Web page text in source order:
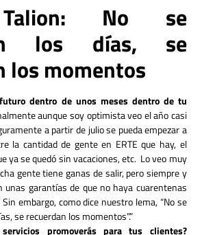
No se
los días, se
los momentos
dentro de unos meses dentro de tu
aunque soy optimista veo el año casi
a partir de julio se pueda empezar a
la cantidad de gente en ERTE que hay, el
ya se quedó sin vacaciones, etc. Lo veo muy
gente tiene ganas de salir, pero siempre y
unas garantías de que no haya cuarentenas
embargo, como dice nuestro lema, “No se
se recuerdan los momentos”.”
promoverás para tus clientes?